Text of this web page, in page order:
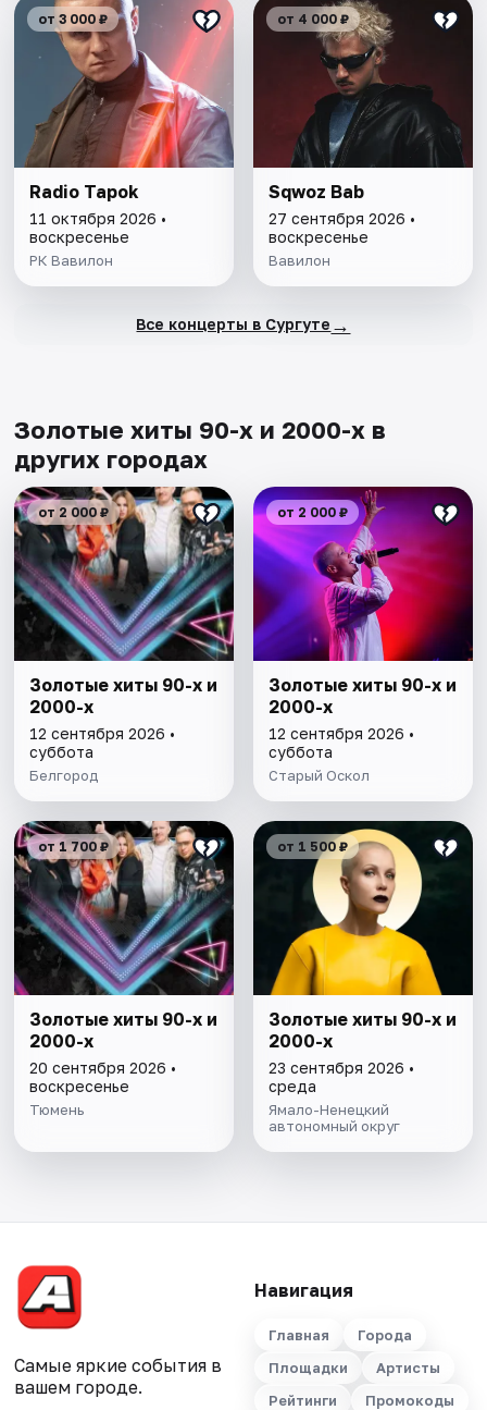
от 3 000 ₽
Radio Tapok
11 октября 2026 •
воскресенье
РК Вавилон
от 4 000 ₽
Sqwoz Bab
27 сентября 2026 •
воскресенье
Вавилон
Все концерты в Сургуте →
Золотые хиты 90-х и 2000-х в
других городах
от 2 000 ₽
Золотые хиты 90-х и
2000-х
12 сентября 2026 •
суббота
Белгород
от 2 000 ₽
Золотые хиты 90-х и
2000-х
12 сентября 2026 •
суббота
Старый Оскол
от 1 700 ₽
Золотые хиты 90-х и
2000-х
20 сентября 2026 •
воскресенье
Тюмень
от 1 500 ₽
Золотые хиты 90-х и
2000-х
23 сентября 2026 •
среда
Ямало-Ненецкий
автономный округ
Самые яркие события в
вашем городе.
Навигация
Главная
Города
Площадки
Артисты
Рейтинги
Промокоды